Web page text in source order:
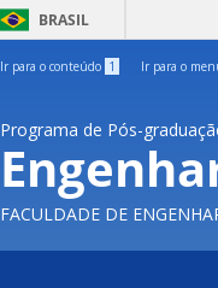
BRASIL
Ir para o conteúdo 1 Ir para o
Programa de Pós-
FACULDADE DE